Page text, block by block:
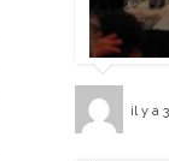
il y a